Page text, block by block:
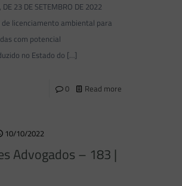
23 DE SETEMBRO DE 2022
licenciamento ambiental para
com potencial
no Estado do […]
0 Read more
10/10/2022
Advogados – 183 |